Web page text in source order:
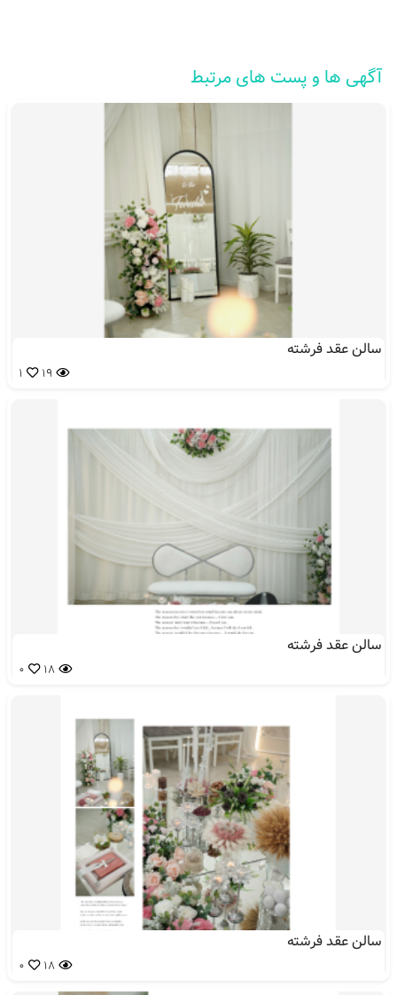
آگهی ها و پست های مرتبط
سالن عقد فرشته
19
1
سالن عقد فرشته
18
0
سالن عقد فرشته
18
0